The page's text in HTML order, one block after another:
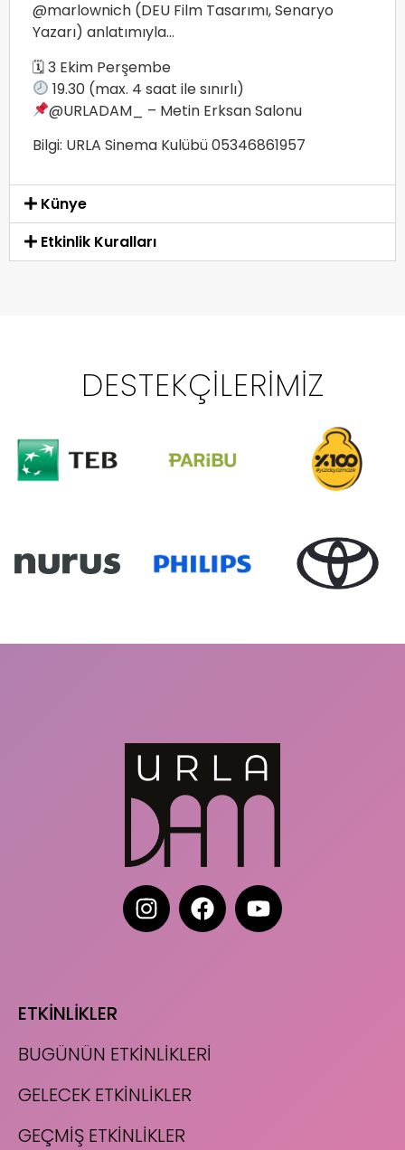
@marlownich (DEU Film Tasarımı, Senaryo
Yazarı) anlatımıyla…
🗓 3 Ekim Perşembe
19.30 (max. 4 saat ile sınırlı)
@URLADAM_ – Metin Erksan Salonu
Bilgi: URLA Sinema Kulübü 05346861957
Künye
Etkinlik Kuralları
DESTEKÇILERIMIZ
ETKİNLİKLER
BUGÜNÜN ETKİNLİKLERİ
GELECEK ETKİNLİKLER
GEÇMİŞ ETKİNLİKLER